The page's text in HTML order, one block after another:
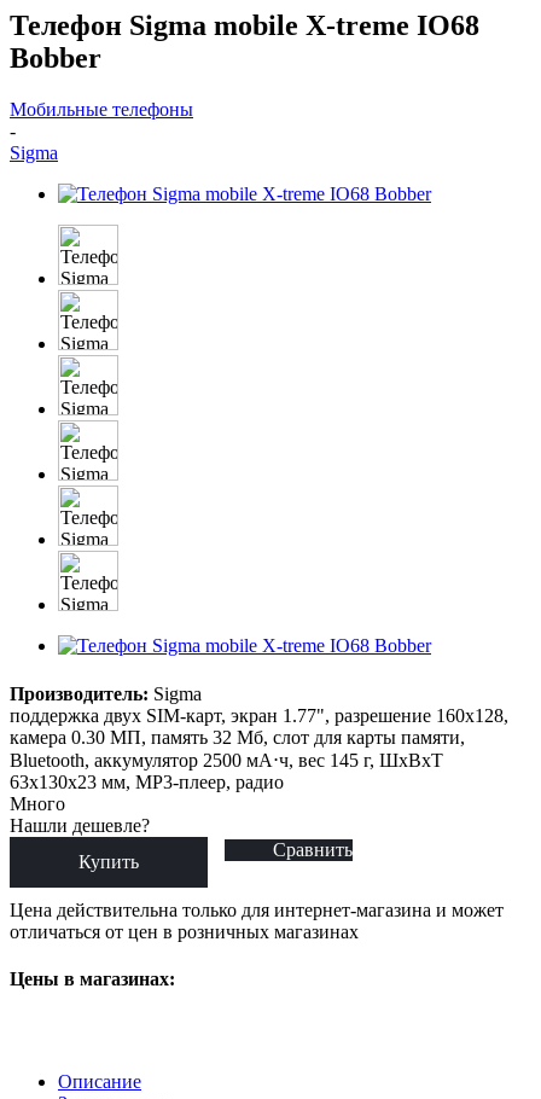
Телефон Sigma mobile X-treme IO68
Bobber
Мобильные телефоны
-
Sigma
Производитель: Sigma
поддержка двух SIM-карт, экран 1.77", разрешение 160x128,
камера 0.30 МП, память 32 Мб, слот для карты памяти,
Bluetooth, аккумулятор 2500 мА⋅ч, вес 145 г, ШxВxТ
63x130x23 мм, MP3-плеер, радио
Много
Нашли дешевле?
Купить
Сравнить
Цена действительна только для интернет-магазина и может
отличаться от цен в розничных магазинах
Цены в магазинах:
Описание